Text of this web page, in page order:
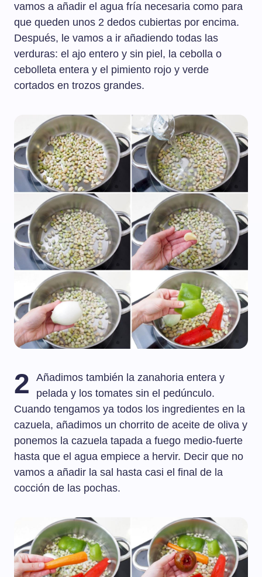
vamos a añadir el agua fría necesaria como para
que queden unos 2 dedos cubiertas por encima.
Después, le vamos a ir añadiendo todas las
verduras: el ajo entero y sin piel, la cebolla o
cebolleta entera y el pimiento rojo y verde
cortados en trozos grandes.
2
Añadimos también la zanahoria entera y
pelada y los tomates sin el pedúnculo.
Cuando tengamos ya todos los ingredientes en la
cazuela, añadimos un chorrito de aceite de oliva y
ponemos la cazuela tapada a fuego medio-fuerte
hasta que el agua empiece a hervir. Decir que no
vamos a añadir la sal hasta casi el final de la
cocción de las pochas.